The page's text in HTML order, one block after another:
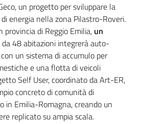
un progetto per sviluppare la
energia nella zona Pilastro-Roveri.
provincia di Reggio Emilia, un
48 abitazioni integrerà auto-
un sistema di accumulo per
e una flotta di veicoli
Self User, coordinato da Art-ER,
concreto di comunità di
in Emilia-Romagna, creando un
replicato su ampia scala.